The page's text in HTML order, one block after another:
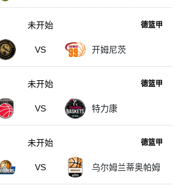
德篮甲
VS 开姆尼茨
未开始
德篮甲
VS 特力康
未开始
德篮甲
VS 乌尔姆兰蒂奥帕姆
未开始